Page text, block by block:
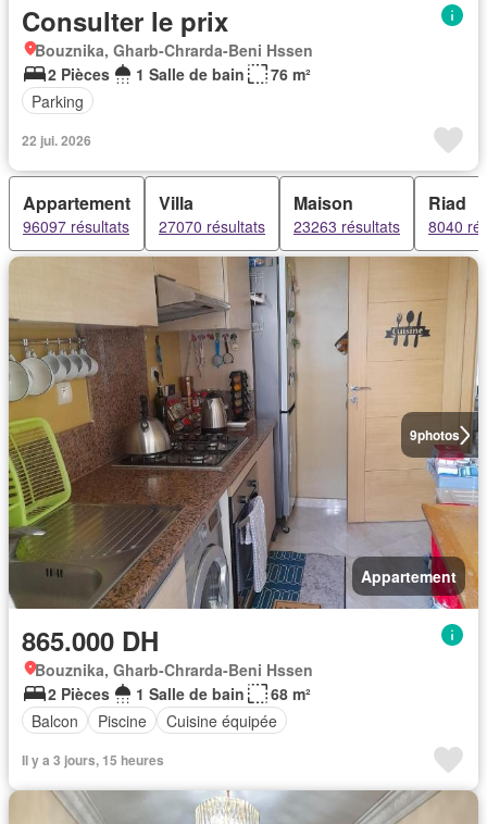
Consulter le prix
Bouznika, Gharb-Chrarda-Beni Hssen
2 Pièces
1 Salle de bain
76 m²
Parking
22 jui. 2026
Appartement
96097 résultats
Villa
27070 résultats
Maison
23263 résultats
Riad
8040
9photos
Appartement
865.000 DH
Bouznika, Gharb-Chrarda-Beni Hssen
2 Pièces
1 Salle de bain
68 m²
Balcon
Piscine Cuisine équipée
Il y a 3 jours, 15 heures